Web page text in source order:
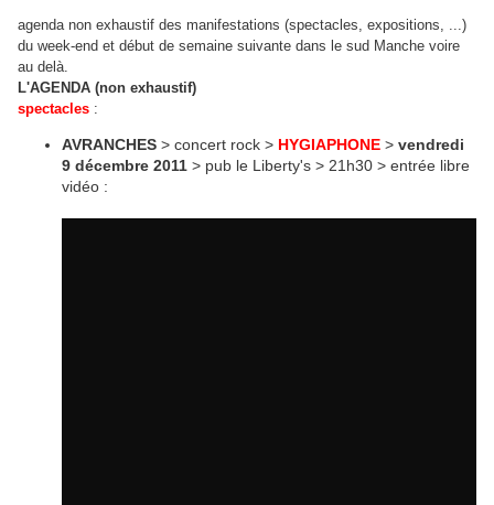
agenda non exhaustif des manifestations (spectacles, expositions, ...)
du week-end et début de semaine suivante dans le sud Manche voire
au delà.
L'AGENDA (non exhaustif)
spectacles :
AVRANCHES > concert rock > HYGIAPHONE > vendredi
9 décembre 2011 > pub le Liberty's > 21h30 > entrée libre
vidéo :